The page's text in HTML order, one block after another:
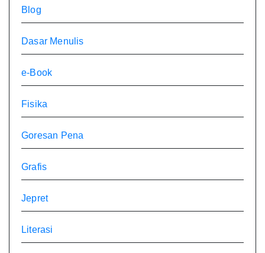
Blog
Dasar Menulis
e-Book
Fisika
Goresan Pena
Grafis
Jepret
Literasi